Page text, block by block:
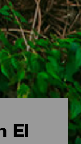
El